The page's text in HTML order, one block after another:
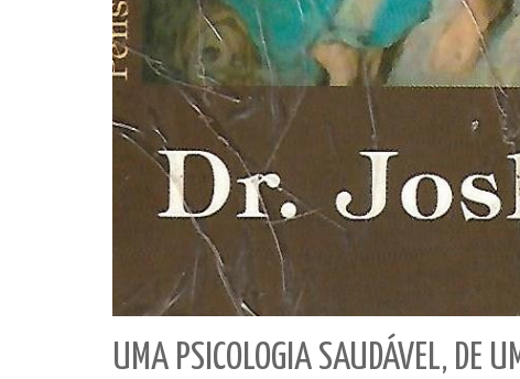
UMA PSICOLOGIA SAUDÁVEL, DE